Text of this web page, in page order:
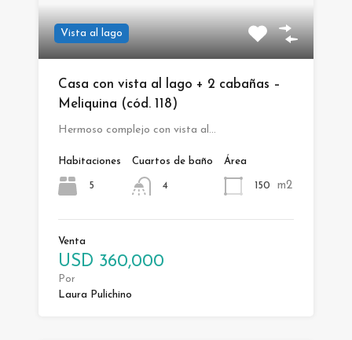
Vista al lago
Casa con vista al lago + 2 cabañas –
Meliquina (cód. 118)
Hermoso complejo con vista al…
Habitaciones
5
Cuartos de baño
4
Área
150 m2
Venta
USD 360,000
Por
Laura Pulichino